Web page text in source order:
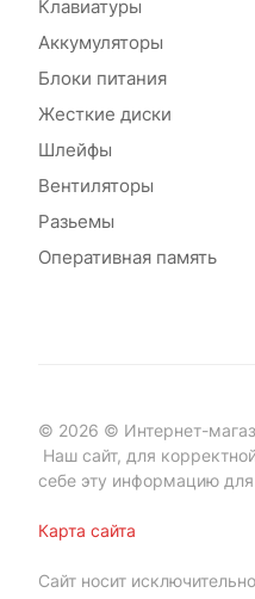
Клавиатуры
Аккумуляторы
Блоки питания
Жесткие диски
Шлейфы
Вентиляторы
Разьемы
Оперативная память
© 2026 © Интернет-
Наш сайт, для
себе эту информацию для
Карта сайта
Сайт носит